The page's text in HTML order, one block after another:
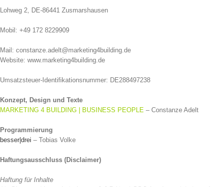
Lohweg 2, DE-86441 Zusmarshausen
Mobil: +49 172 8229909
Mail: constanze.adelt@marketing4building.de
Website: www.marketing4building.de
Umsatzsteuer-Identifikationsnummer: DE288497238
Konzept, Design und Texte
MARKETING 4 BUILDING | BUSINESS PEOPLE – Constanze Adelt
Programmierung
besser|drei – Tobias Volke
Haftungsausschluss (Disclaimer)
Haftung für Inhalte